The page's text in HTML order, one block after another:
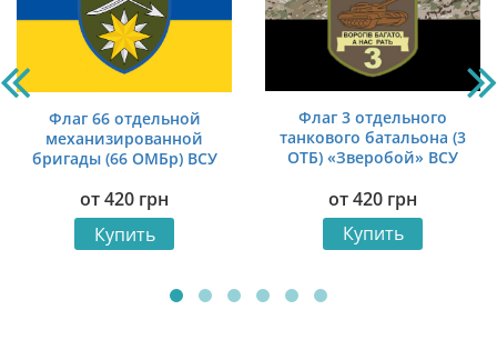
Флаг 66 отдельной
механизированной
бригады (66 ОМБр) ВСУ
от420 грн
Купить
Флаг 3 отдельного
танкового батальона (3
ОТБ) «Зверобой» ВСУ
от420 грн
Купить